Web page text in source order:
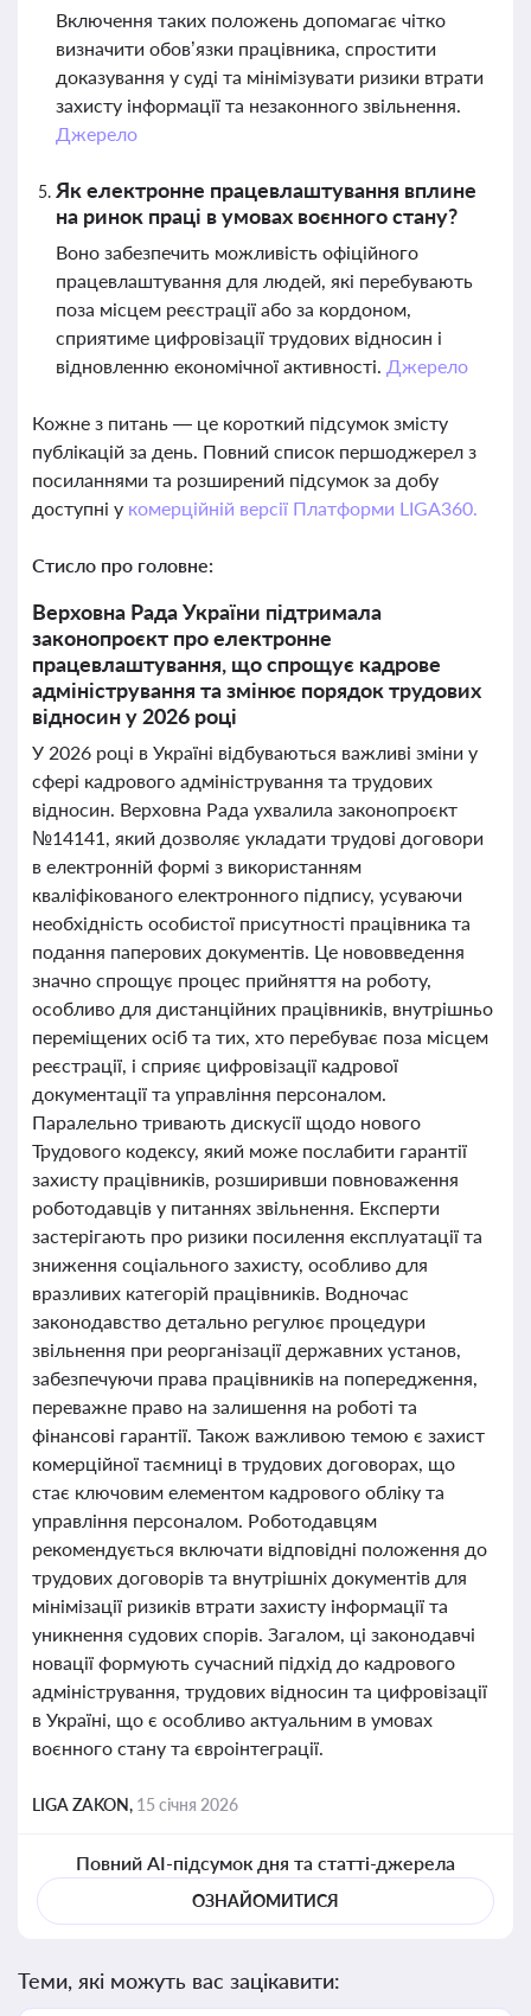
Включення таких положень допомагає чітко
визначити обов’язки працівника, спростити
доказування у суді та мінімізувати ризики втрати
захисту інформації та незаконного звільнення.
Джерело
Як електронне працевлаштування вплине
на ринок праці в умовах воєнного стану?
Воно забезпечить можливість офіційного
працевлаштування для людей, які перебувають
поза місцем реєстрації або за кордоном,
сприятиме цифровізації трудових відносин і
відновленню економічної активності. Джерело
Кожне з питань — це короткий підсумок змісту
публікацій за день. Повний список першоджерел з
посиланнями та розширений підсумок за добу
доступні у комерційній версії Платформи LIGA360.
Стисло про головне:
Верховна Рада України підтримала
законопроєкт про електронне
працевлаштування, що спрощує кадрове
адміністрування та змінює порядок трудових
відносин у 2026 році
У 2026 році в Україні відбуваються важливі зміни у
сфері кадрового адміністрування та трудових
відносин. Верховна Рада ухвалила законопроєкт
№14141, який дозволяє укладати трудові договори
в електронній формі з використанням
кваліфікованого електронного підпису, усуваючи
необхідність особистої присутності працівника та
подання паперових документів. Це нововведення
значно спрощує процес прийняття на роботу,
особливо для дистанційних працівників, внутрішньо
переміщених осіб та тих, хто перебуває поза місцем
реєстрації, і сприяє цифровізації кадрової
документації та управління персоналом.
Паралельно тривають дискусії щодо нового
Трудового кодексу, який може послабити гарантії
захисту працівників, розширивши повноваження
роботодавців у питаннях звільнення. Експерти
застерігають про ризики посилення експлуатації та
зниження соціального захисту, особливо для
вразливих категорій працівників. Водночас
законодавство детально регулює процедури
звільнення при реорганізації державних установ,
забезпечуючи права працівників на попередження,
переважне право на залишення на роботі та
фінансові гарантії. Також важливою темою є захист
комерційної таємниці в трудових договорах, що
стає ключовим елементом кадрового обліку та
управління персоналом. Роботодавцям
рекомендується включати відповідні положення до
трудових договорів та внутрішніх документів для
мінімізації ризиків втрати захисту інформації та
уникнення судових спорів. Загалом, ці законодавчі
новації формують сучасний підхід до кадрового
адміністрування, трудових відносин та цифровізації
в Україні, що є особливо актуальним в умовах
воєнного стану та євроінтеграції.
LIGA ZAKON, 15 січня 2026
Повний AI-підсумок дня та статті-джерела
ОЗНАЙОМИТИСЯ
Теми, які можуть вас зацікавити: